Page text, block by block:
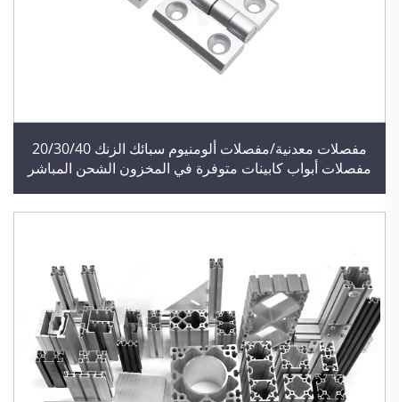
مفصلات معدنية/مفصلات ألومنيوم سبائك الزنك 20/30/40
مفصلات أبواب كابينات متوفرة في المخزون الشحن المباشر